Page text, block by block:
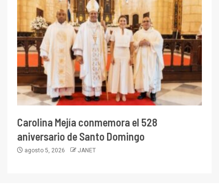
Carolina Mejía conmemora el 528
aniversario de Santo Domingo
agosto 5, 2026 JANET